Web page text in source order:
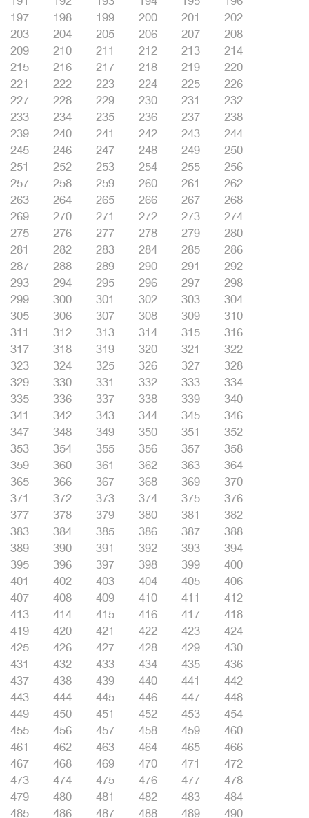
197
198 199 200 201
202
203
204 205 206 207
208
209
210 211 212 213
214
215
216 217 218 219
220
221
222 223 224 225
226
227
228 229 230 231
232
233
234 235 236 237
238
239
240 241 242 243
244
245
246 247 248 249
250
251
252 253 254 255
256
257
258 259 260 261
262
263
264 265 266 267
268
269
270 271 272 273
274
275
276 277 278 279
280
281
282 283 284 285
286
287
288 289 290 291
292
293
294 295 296 297
298
299
300 301 302 303
304
305
306 307 308 309
310
311
312 313 314 315
316
317
318 319 320 321
322
323
324 325 326 327
328
329
330 331 332 333
334
335
336 337 338 339
340
341
342 343 344 345
346
347
348 349 350 351
352
353
354 355 356 357
358
359
360 361 362 363
364
365
366 367 368 369
370
371
372 373 374 375
376
377
378 379 380 381
382
383
384 385 386 387
388
389
390 391 392 393
394
395
396 397 398 399
400
401
402 403 404 405
406
407
408 409 410 411
412
413
414 415 416 417
418
419
420 421 422 423
424
425
426 427 428 429
430
431
432 433 434 435
436
437
438 439 440 441
442
443
444 445 446 447
448
449
450 451 452 453
454
455
456 457 458 459
460
461
462 463 464 465
466
467
468 469 470 471
472
473
474 475 476 477
478
479
480 481 482 483
484
485
486 487 488 489
490